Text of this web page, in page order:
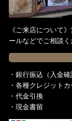
《ご来店について
ールなどでご相談く
・銀行振込（入金確
・各種クレジット
・代金引換
・現金書留